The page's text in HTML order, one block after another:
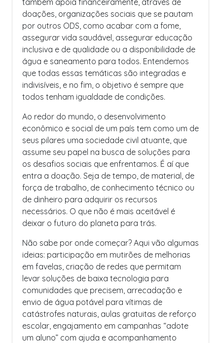
também apoia financeiramente, através de
doações, organizações sociais que se pautam
por outros ODS, como acabar com a fome,
assegurar vida saudável, assegurar educação
inclusiva e de qualidade ou a disponibilidade de
água e saneamento para todos. Entendemos
que todas essas temáticas são integradas e
indivisíveis, e no fim, o objetivo é sempre que
todos tenham igualdade de condições.
Ao redor do mundo, o desenvolvimento
econômico e social de um país tem como um de
seus pilares uma sociedade civil atuante, que
assume seu papel na busca de soluções para
os desafios sociais que enfrentamos. É aí que
entra a doação. Seja de tempo, de material, de
força de trabalho, de conhecimento técnico ou
de dinheiro para adquirir os recursos
necessários. O que não é mais aceitável é
deixar o futuro do planeta para trás.
Não sabe por onde começar? Aqui vão algumas
ideias: participação em mutirões de melhorias
em favelas, criação de redes que permitam
levar soluções de baixa tecnologia para
comunidades que precisem, arrecadação e
envio de água potável para vítimas de
catástrofes naturais, aulas gratuitas de reforço
escolar, engajamento em campanhas “adote
um aluno” com ajuda e acompanhamento